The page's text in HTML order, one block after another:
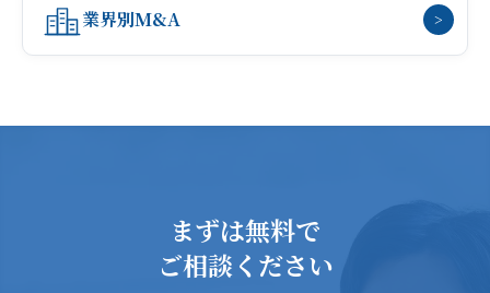
業界別M&A >
まずは無料で
ご相談ください